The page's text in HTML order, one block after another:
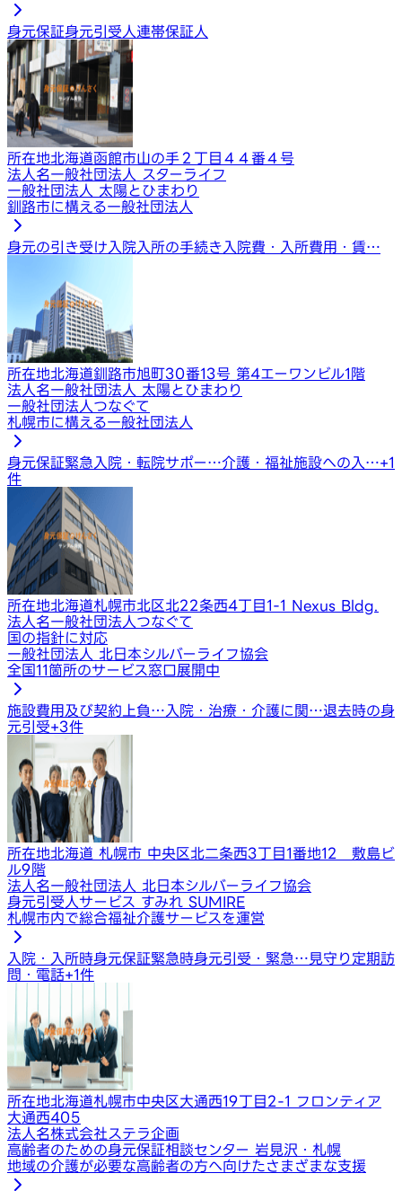
身元保証身元引受人連帯保証人
所在地北海道函館市山の手２丁目４４番４号
法人名一般社団法人 スターライフ
一般社団法人 太陽とひまわり
釧路市に構える一般社団法人
身元の引き受け 入院入所の手続き 入院費・入所費用・賃…
所在地北海道釧路市旭町30番13号 第4エーワンビル1階
法人名一般社団法人 太陽とひまわり
一般社団法人つなぐて
札幌市に構える一般社団法人
身元保証緊急入院・転院サポー…介護・福祉施設への入…+1
件
所在地北海道札幌市北区北22条西4丁目1-1 Nexus Bldg.
法人名一般社団法人つなぐて
国の指針に対応
一般社団法人 北日本シルバーライフ協会
全国11箇所のサービス窓口展開中
施設費用及び契約上負… 入院・治療・介護に関…退去時の身
元引受+3件
所在地北海道 札幌市 中央区北二条西3丁目1番地12 敷島ビ
ル9階
法人名一般社団法人 北日本シルバーライフ協会
身元引受人サービス すみれ SUMIRE
札幌市内で総合福祉介護サービスを運営
入院・入所時身元保証緊急時身元引受・緊急…見守り定期訪
問・電話+1件
所在地北海道札幌市中央区大通西19丁目2-1 フロンティア
大通西405
法人名株式会社ステラ企画
高齢者のための身元保証相談センター 岩見沢・札幌
地域の介護が必要な高齢者の方へ向けたさまざまな支援